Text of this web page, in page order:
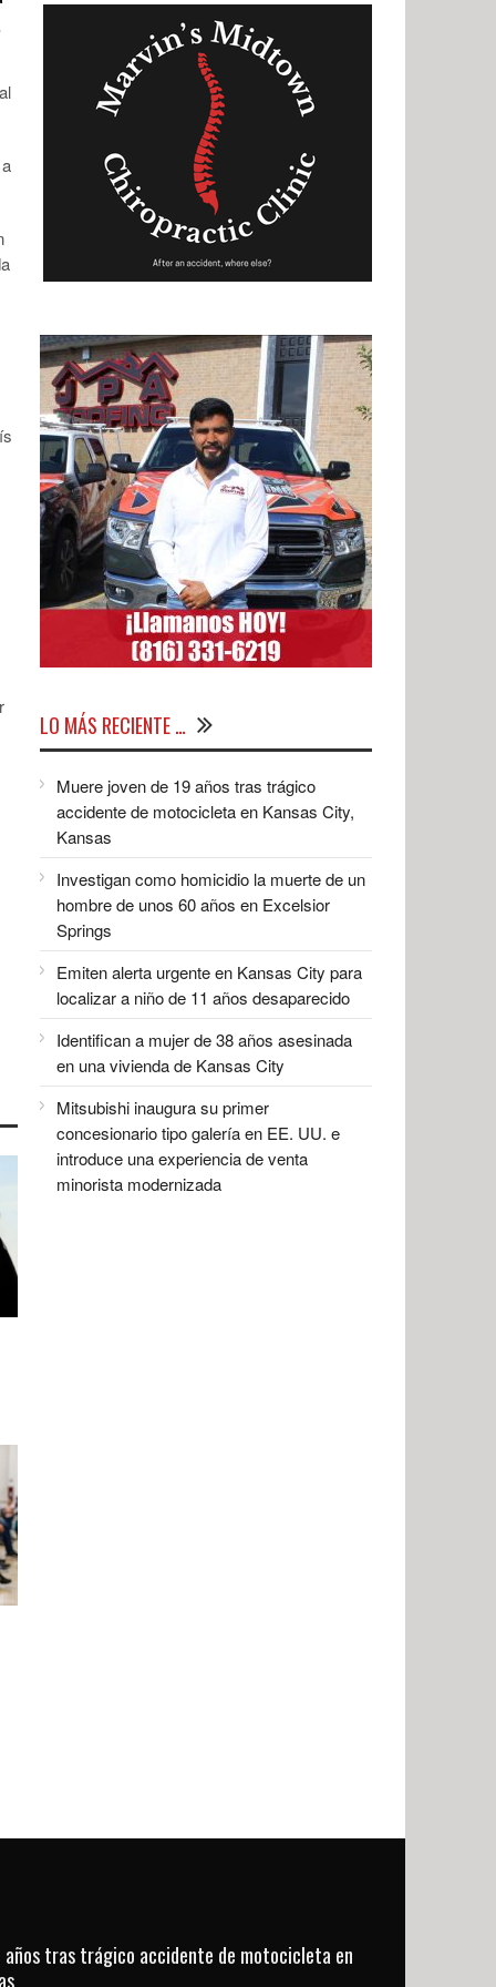
LO MÁS RECIENTE …
Muere joven de 19 años tras trágico
accidente de motocicleta en Kansas City,
Kansas
Investigan como homicidio la muerte de un
hombre de unos 60 años en Excelsior
Springs
Emiten alerta urgente en Kansas City para
localizar a niño de 11 años desaparecido
Identifican a mujer de 38 años asesinada
en una vivienda de Kansas City
Mitsubishi inaugura su primer
concesionario tipo galería en EE. UU. e
introduce una experiencia de venta
minorista modernizada
años tras trágico accidente de motocicleta en